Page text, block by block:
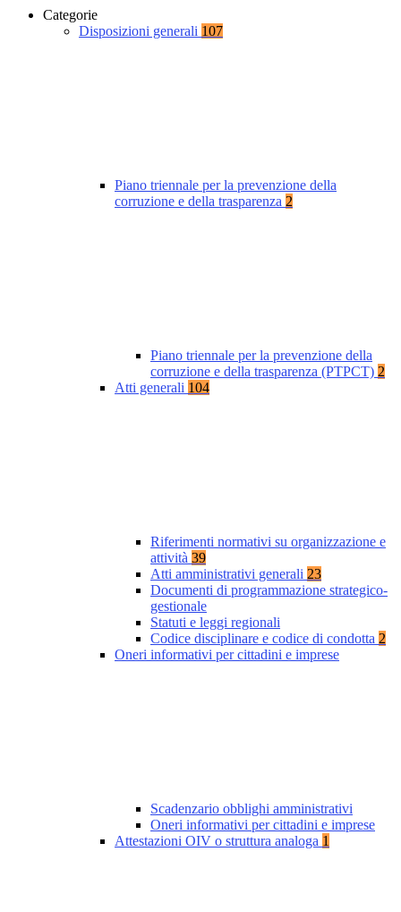
Categorie
Disposizioni generali 107
Piano triennale per la prevenzione della
corruzione e della trasparenza 2
Piano triennale per la prevenzione della
corruzione e della trasparenza (PTPCT) 2
Atti generali 104
Riferimenti normativi su organizzazione e
attività 39
Atti amministrativi generali 23
Documenti di programmazione strategico-
gestionale
Statuti e leggi regionali
Codice disciplinare e codice di condotta 2
Oneri informativi per cittadini e imprese
Scadenzario obblighi amministrativi
Oneri informativi per cittadini e imprese
Attestazioni OIV o struttura analoga 1